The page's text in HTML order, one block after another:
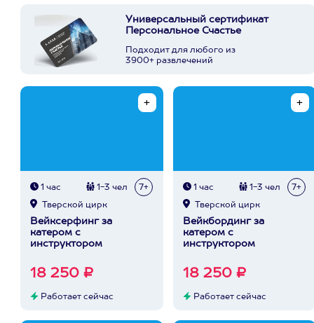
Универсальный сертификат
Персональное Счастье
Подходит для любого из
3900+ развлечений
1 час 1-3 чел 7+
Тверской цирк
Вейксерфинг за
катером с
инструктором
18 250 ₽
Работает сейчас
1 час 1-3 чел 7+
Тверской цирк
Вейкбординг за
катером с
инструктором
18 250 ₽
Работает сейчас